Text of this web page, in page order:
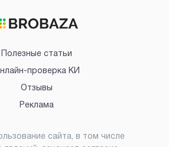
Полезные статьи
проверка КИ
Отзывы
Реклама
сайта, в том числе